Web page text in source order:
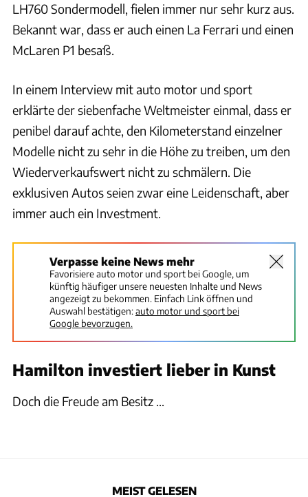
LH760 Sondermodell, fielen immer nur sehr kurz aus.
Bekannt war, dass er auch einen La Ferrari und einen
McLaren P1 besaß.
In einem Interview mit auto motor und sport
erklärte der siebenfache Weltmeister einmal, dass er
penibel darauf achte, den Kilometerstand einzelner
Modelle nicht zu sehr in die Höhe zu treiben, um den
Wiederverkaufswert nicht zu schmälern. Die
exklusiven Autos seien zwar eine Leidenschaft, aber
immer auch ein Investment.
Verpasse keine News mehr
Favorisiere auto motor und sport bei Google, um
künftig häufiger unsere neuesten Inhalte und News
angezeigt zu bekommen. Einfach Link öffnen und
Auswahl bestätigen:auto motor und sport bei
Google bevorzugen.
Hamilton investiert lieber in Kunst
Doch die Freude am Besitz ...
MEIST GELESEN